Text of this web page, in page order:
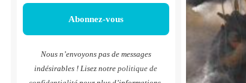
Nous n’envoyons pas de messages
indésirables ! Lisez notrepolitique de